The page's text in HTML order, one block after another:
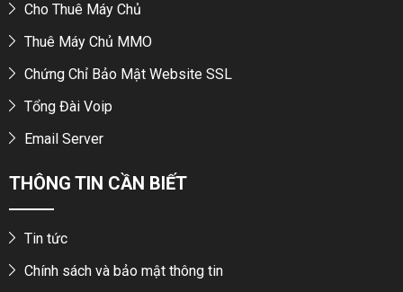
Cho Thuê Máy Chủ
Thuê Máy Chủ MMO
Chứng Chỉ Bảo Mật Website SSL
Tổng Đài Voip
Email Server
THÔNG TIN CẦN BIẾT
Tin tức
Chính sách và bảo mật thông tin